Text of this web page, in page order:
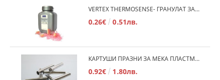
VERTEX THERMOSENSE- ГРАНУЛАТ ЗА МЕКИ ПРОТЕЗИ
0.26€ 0.51лв.
КАРТУШИ ПРАЗНИ ЗА МЕКА ПЛАСТМАСА
0.92€ 1.80лв.